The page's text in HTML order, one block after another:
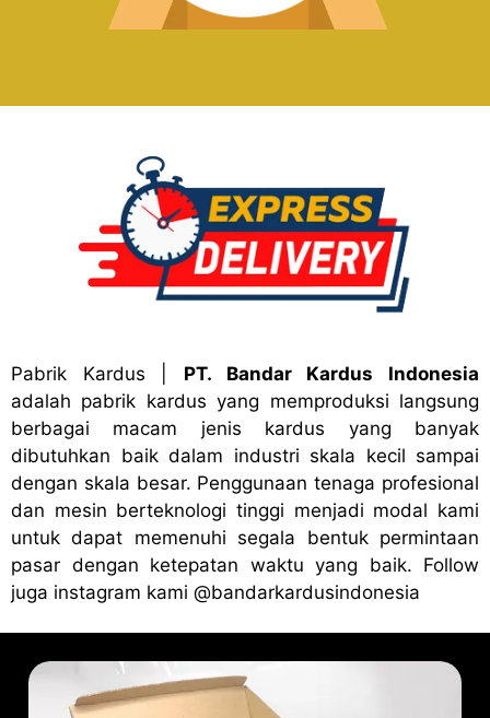
Pabrik Kardus
PT. Bandar Kardus Indonesia
adalah pabrik kardus yang memproduksi langsung
berbagai macam jenis kardus yang banyak
dibutuhkan baik dalam industri skala kecil sampai
dengan skala besar. Penggunaan tenaga profesional
dan mesin berteknologi tinggi menjadi modal kami
untuk dapat memenuhi segala bentuk permintaan
pasar dengan ketepatan waktu yang baik. Follow
juga instagram kami @bandarkardusindonesia